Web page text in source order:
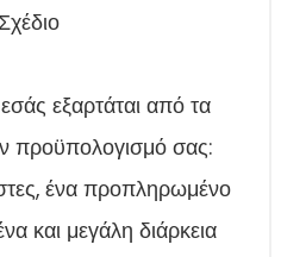
εξαρτάται από τα
προϋπολογισμό σας:
ένα προπληρωμένο
και μεγάλη διάρκεια